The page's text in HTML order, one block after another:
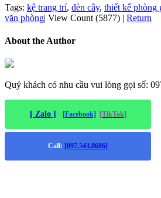
Tags: kệ trang trí, đèn cây, thiết kế phòng
văn phòng| View Count (5877) | Return
About the Author
Quý khách có nhu cầu vui lòng gọi số:
[ Zalo ] [Facebook] [TikTok]
Call: [097.543.8686]